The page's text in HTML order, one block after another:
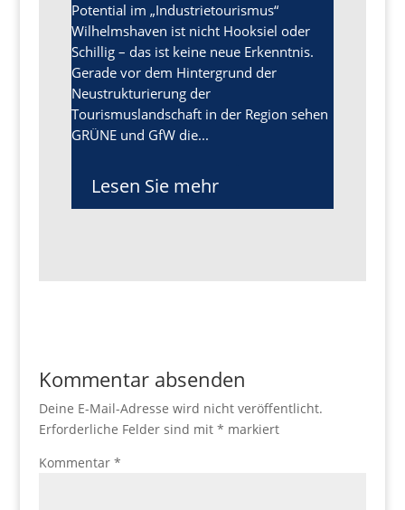
Potential im „Industrietourismus“
Wilhelmshaven ist nicht Hooksiel oder
Schillig – das ist keine neue Erkenntnis.
Gerade vor dem Hintergrund der
Neustrukturierung der
Tourismuslandschaft in der Region sehen
GRÜNE und GfW die...
Lesen Sie mehr
Kommentar absenden
Deine E-Mail-Adresse wird nicht veröffentlicht.
Erforderliche Felder sind mit * markiert
Kommentar *